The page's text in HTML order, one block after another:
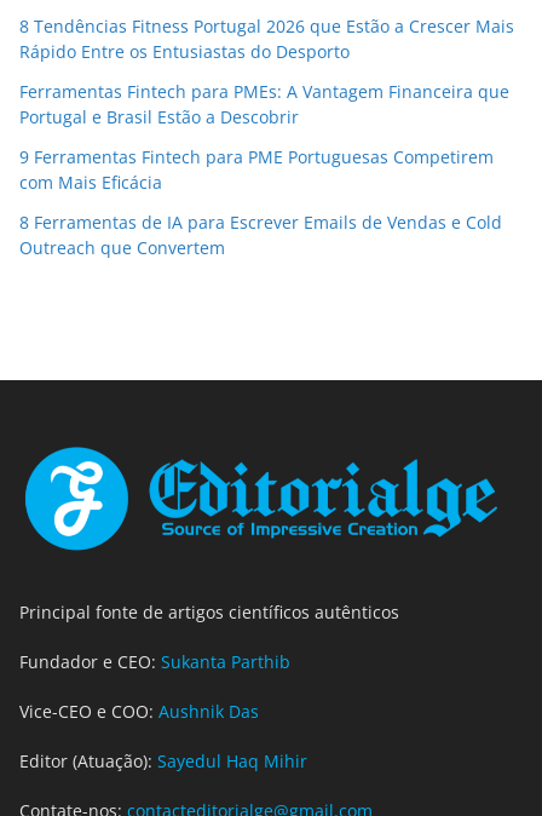
8 Tendências Fitness Portugal 2026 que Estão a Crescer Mais
Rápido Entre os Entusiastas do Desporto
Ferramentas Fintech para PMEs: A Vantagem Financeira que
Portugal e Brasil Estão a Descobrir
9 Ferramentas Fintech para PME Portuguesas Competirem
com Mais Eficácia
8 Ferramentas de IA para Escrever Emails de Vendas e Cold
Outreach que Convertem
Principal fonte de artigos científicos autênticos
Fundador e CEO: Sukanta Parthib
Vice-CEO e COO: Aushnik Das
Editor (Atuação): Sayedul Haq Mihir
Contate-nos: contacteditorialge@gmail.com